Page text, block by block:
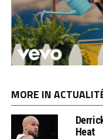
MORE IN
Heat